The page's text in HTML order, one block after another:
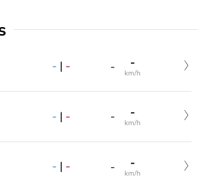
- | - - -
km/h
- | - - -
km/h
- | - - -
km/h